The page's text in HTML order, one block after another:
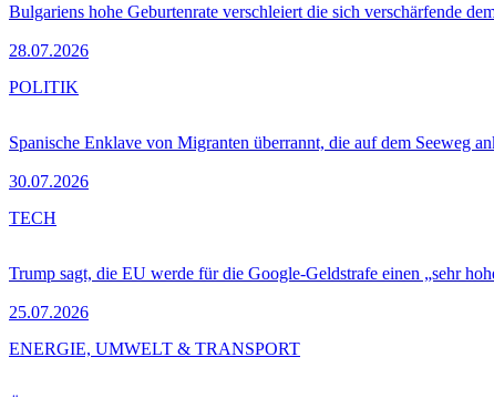
Bulgariens hohe Geburtenrate verschleiert die sich verschärfende
28.07.2026
Spanische Enklave von Migranten überrannt, die auf dem Seeweg
30.07.2026
POLITIK
Trump sagt, die EU werde für die Google-Geldstrafe einen „sehr
25.07.2026
TECH
ENERGIE, UMWELT & TRANSPORT